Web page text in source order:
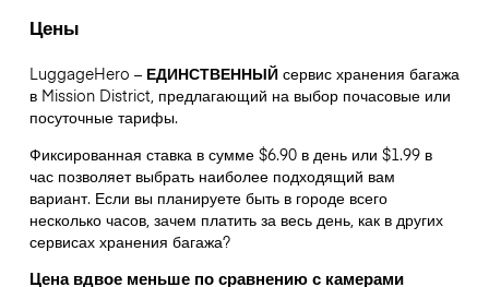
Цены
LuggageHero – ЕДИНСТВЕННЫЙсервис хранения багажа
в Mission District, предлагающий на выбор почасовые или
посуточные тарифы.
Фиксированная ставка в сумме $6.90 в день или $1.99 в
час позволяет выбрать наиболее подходящий вам
вариант. Если вы планируете быть в городе всего
несколько часов, зачем платить за весь день, как в других
сервисах хранения багажа?
Цена вдвое меньше по сравнению с камерами